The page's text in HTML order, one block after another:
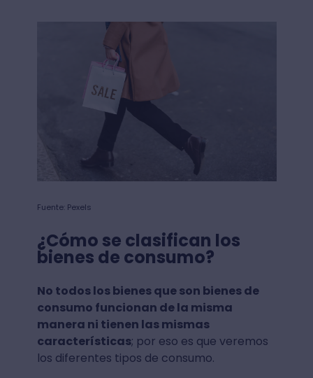
Fuente: Pexels
¿Cómo se clasifican los
bienes de consumo?
No todos los bienes que son bienes de
consumo funcionan de la misma
manera ni tienen las mismas
características; por eso es que veremos
los diferentes tipos de consumo.